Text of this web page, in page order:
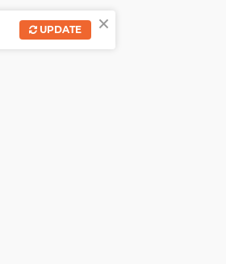
×
UPDATE